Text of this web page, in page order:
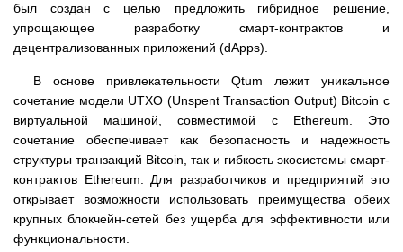
был создан с целью предложить гибридное решение,
упрощающее разработку смарт-контрактов и
децентрализованных приложений (dApps).
В основе привлекательности Qtum лежит уникальное
сочетание модели UTXO (Unspent Transaction Output) Bitcoin с
виртуальной машиной, совместимой с Ethereum. Это
сочетание обеспечивает как безопасность и надежность
структуры транзакций Bitcoin, так и гибкость экосистемы смарт-
контрактов Ethereum. Для разработчиков и предприятий это
открывает возможности использовать преимущества обеих
крупных блокчейн-сетей без ущерба для эффективности или
функциональности.